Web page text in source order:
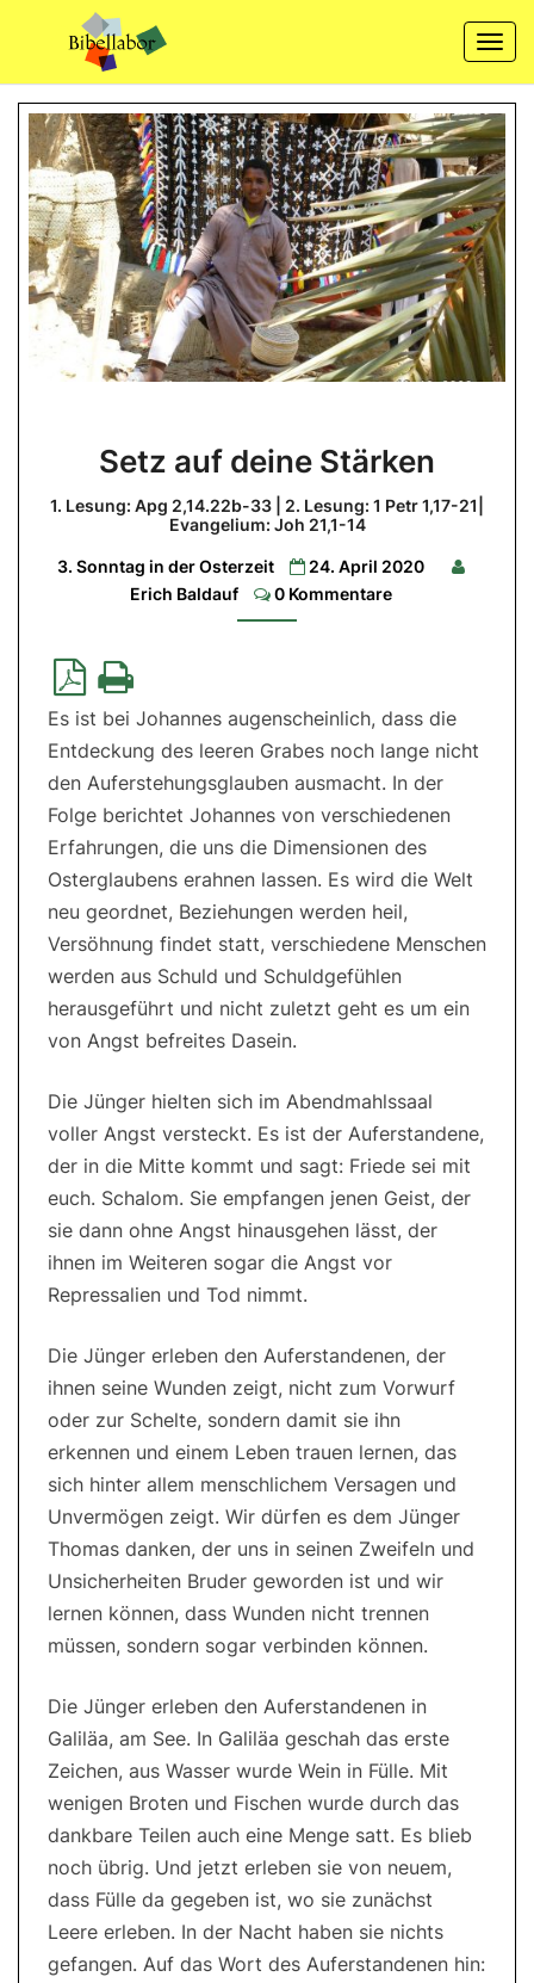
content
auf
deine
Stärken
1.
Apg
Petr
21|
Joh
14
Setz auf deine Stärken
1. Lesung: Apg 2,14.22b-33 | 2. Lesung: 1 Petr 1,17-21|
Evangelium: Joh 21,1-14
3. Sonntag in der Osterzeit
24. April 2020
Erich Baldauf
Comments
0 Kommentare
Es ist bei Johannes augenscheinlich, dass die
Entdeckung des leeren Grabes noch lange nicht
den Auferstehungsglauben ausmacht. In der
Folge berichtet Johannes von verschiedenen
Erfahrungen, die uns die Dimensionen des
Osterglaubens erahnen lassen. Es wird die Welt
neu geordnet, Beziehungen werden heil,
Versöhnung findet statt, verschiedene Menschen
werden aus Schuld und Schuldgefühlen
herausgeführt und nicht zuletzt geht es um ein
von Angst befreites Dasein.
Die Jünger hielten sich im Abendmahlssaal
voller Angst versteckt. Es ist der Auferstandene,
der in die Mitte kommt und sagt: Friede sei mit
euch. Schalom. Sie empfangen jenen Geist, der
sie dann ohne Angst hinausgehen lässt, der
ihnen im Weiteren sogar die Angst vor
Repressalien und Tod nimmt.
Die Jünger erleben den Auferstandenen, der
ihnen seine Wunden zeigt, nicht zum Vorwurf
oder zur Schelte, sondern damit sie ihn
erkennen und einem Leben trauen lernen, das
sich hinter allem menschlichem Versagen und
Unvermögen zeigt. Wir dürfen es dem Jünger
Thomas danken, der uns in seinen Zweifeln und
Unsicherheiten Bruder geworden ist und wir
lernen können, dass Wunden nicht trennen
müssen, sondern sogar verbinden können.
Die Jünger erleben den Auferstandenen in
Galiläa, am See. In Galiläa geschah das erste
Zeichen, aus Wasser wurde Wein in Fülle. Mit
wenigen Broten und Fischen wurde durch das
dankbare Teilen auch eine Menge satt. Es blieb
noch übrig. Und jetzt erleben sie von neuem,
dass Fülle da gegeben ist, wo sie zunächst
Leere erleben. In der Nacht haben sie nichts
gefangen. Auf das Wort des Auferstandenen hin: